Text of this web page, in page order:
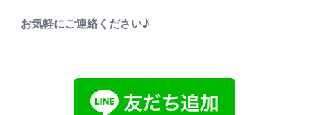
お気軽にご連絡ください♪